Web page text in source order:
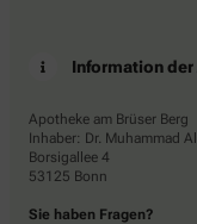
Information der
Apotheke am Brüser Berg
Inhaber: Dr. Muhammad
Borsigallee 4
53125 Bonn
Sie haben Fragen?